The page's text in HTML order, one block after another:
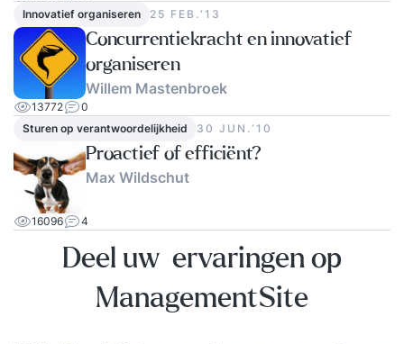
Innovatief organiseren
25 FEB.‘13
Concurrentiekracht en innovatief
organiseren
Willem Mastenbroek
13772
0
Sturen op verantwoordelijkheid
30 JUN.‘10
Proactief of efficiënt?
Max Wildschut
16096 4
Deel uw ervaringen op
ManagementSite